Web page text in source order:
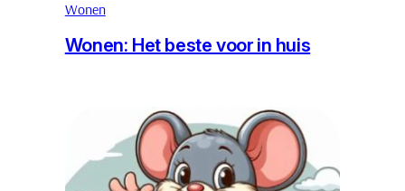
Wonen
Wonen: Het beste voor in huis